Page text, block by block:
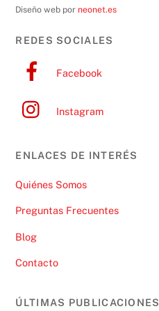
Diseño web por neonet.es
REDES SOCIALES
Facebook
Instagram
ENLACES DE INTERÉS
Quiénes Somos
Preguntas Frecuentes
Blog
Contacto
ÚLTIMAS PUBLICACIONES